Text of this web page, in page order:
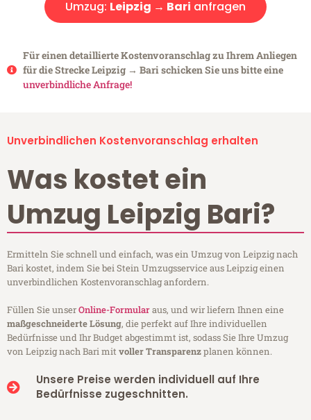
Umzug: Leipzig → Bari anfragen
Für einen detaillierte Kostenvoranschlag zu Ihrem Anliegen
für die Strecke Leipzig → Bari schicken Sie uns bitte eine
unverbindliche Anfrage!
Unverbindlichen Kostenvoranschlag erhalten
Was kostet ein
Umzug Leipzig Bari?
Ermitteln Sie schnell und einfach, was ein Umzug von Leipzig nach
Bari kostet, indem Sie bei Stein Umzugsservice aus Leipzig einen
unverbindlichen Kostenvoranschlag anfordern.
Füllen Sie unserOnline-Formularaus, und wir liefern Ihnen eine
maßgeschneiderte Lösung, die perfekt auf Ihre individuellen
Bedürfnisse und Ihr Budget abgestimmt ist, sodass Sie Ihre Umzug
von Leipzig nach Bari mitvoller Transparenzplanen können.
Unsere Preise werden individuell auf Ihre
Bedürfnisse zugeschnitten.